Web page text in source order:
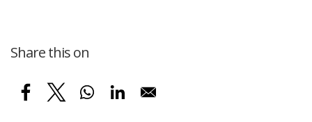
Share this on